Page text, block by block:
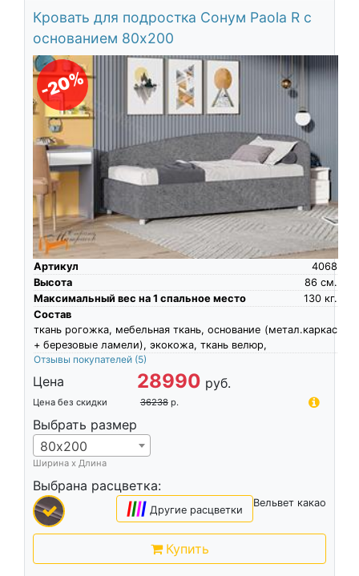
Кровать для подростка Сонум Paola R с
основанием 80х200
-20%
Артикул
4068
Высота
см.
86
Максимальный вес на 1 спальное место
кг.
130
Состав
ткань рогожка, мебельная ткань, основание (метал.каркас
+ березовые ламели), экокожа, ткань велюр,
Отзывы покупателей (5)
Цена 28990 руб.
Цена без скидки 36238 р.
Выбрать размер
80х200
Ширина х Длина
Выбрана расцветка:
Вельвет какао
|||| Другие расцветки
Купить